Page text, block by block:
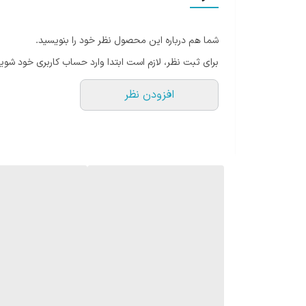
شما هم درباره این محصول نظر خود را بنویسید.
برای ثبت نظر، لازم است ابتدا وارد حساب کاربری خود
افزودن نظر